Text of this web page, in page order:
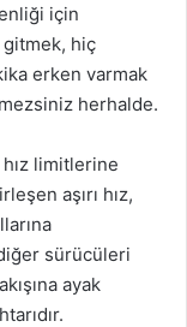
için
hiç
erken varmak
herhalde.
limitlerine
aşırı hız,
sürücüleri
ayak